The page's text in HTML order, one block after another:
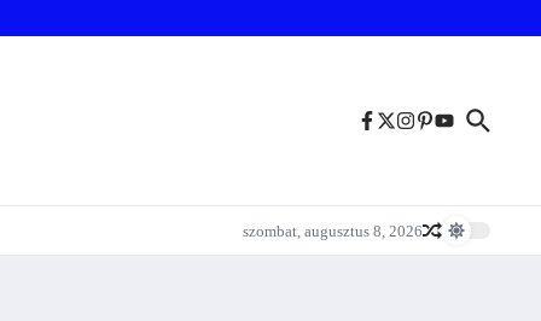
szombat, augusztus 8, 2026